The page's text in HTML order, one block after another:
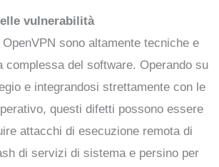
vulnerabilità
sono altamente tecniche e
complessa del software. Operando su
e integrandosi strettamente con le
questi difetti possono essere
attacchi di esecuzione remota di
di servizi di sistema e persino per